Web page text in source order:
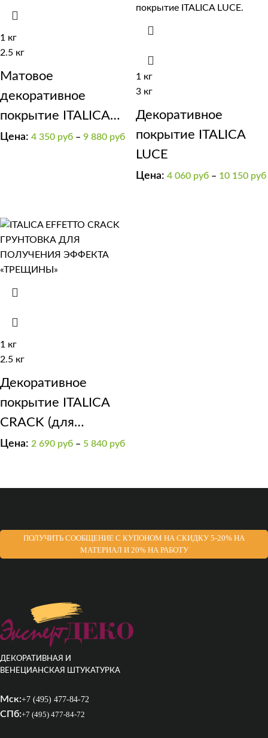
1 кг
2.5 кг
Матовое
декоративное
покрытие ITALICA
RIFLETTE OPACO
Цена: 4 350 руб – 9 880 руб
1 кг
3 кг
Декоративное
покрытие ITALICA
LUCE
Цена: 4 060 руб – 10 150 руб
1 кг
2.5 кг
Декоративное
покрытие ITALICA
CRACK (для
получения эффекта
Цена: 2 690 руб – 5 840 руб
ПОЛУЧИТЬ СООБЩЕНИЕ С КУПОНОМ НА СКИДКУ 5-20% НА
МАТЕРИАЛ И 20% НА РАБОТУ
ДЕКОРАТИВНАЯ И
ВЕНЕЦИАНСКАЯ ШТУКАТУРКА
Мск:+7 (495) 477-84-72
СПб:+7 (495) 477-84-72